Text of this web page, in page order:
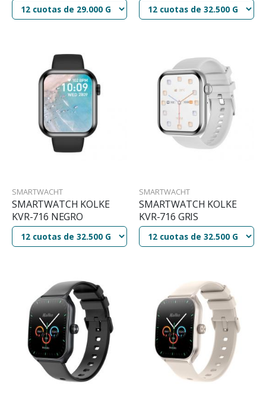
SMARTWACHT
SMARTWATCH KOLKE
KVR-716 NEGRO
SMARTWACHT
SMARTWATCH KOLKE
KVR-716 GRIS